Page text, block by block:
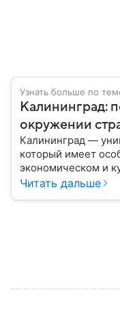
Узнать больше по
Калининград:
окружении
Калининград —
который имеет
экономическом и
город,
Читать дальше